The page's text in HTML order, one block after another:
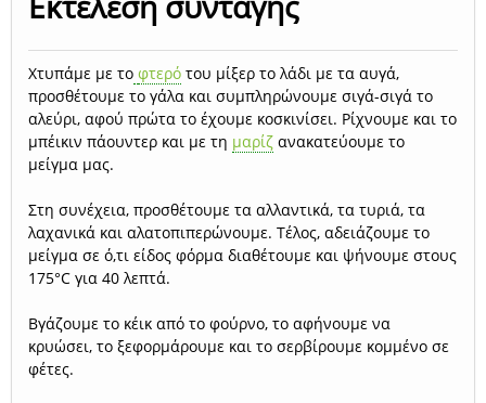
Χτυπάμε με το φτερό του μίξερ το λάδι με τα αυγά,
προσθέτουμε το γάλα και συμπληρώνουμε σιγά-σιγά το
αλεύρι, αφού πρώτα το έχουμε κοσκινίσει. Ρίχνουμε και το
μπέικιν πάουντερ και με τη μαρίζ ανακατεύουμε το
μείγμα μας.
Στη συνέχεια, προσθέτουμε τα αλλαντικά, τα τυριά, τα
λαχανικά και αλατοπιπερώνουμε. Τέλος, αδειάζουμε το
μείγμα σε ό,τι είδος φόρμα διαθέτουμε και ψήνουμε στους
175°C για 40 λεπτά.
Βγάζουμε το κέικ από το φούρνο, το αφήνουμε να
κρυώσει, το ξεφορμάρουμε και το σερβίρουμε κομμένο σε
φέτες.